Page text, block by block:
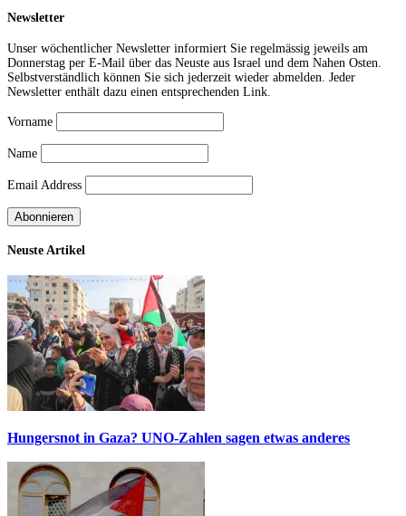
Newsletter
Unser wöchentlicher Newsletter informiert Sie regelmässig jeweils am
Donnerstag per E-Mail über das Neuste aus Israel und dem Nahen Osten.
Selbstverständlich können Sie sich jederzeit wieder abmelden. Jeder
Newsletter enthält dazu einen entsprechenden Link.
Vorname
Name
Email Address
Neuste Artikel
Hungersnot in Gaza? UNO-Zahlen sagen etwas anderes